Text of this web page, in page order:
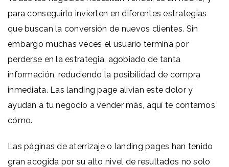
para conseguirlo invierten en diferentes estrategias
que buscan la conversión de nuevos clientes. Sin
embargo muchas veces el usuario termina por
perderse en la estrategia, agobiado de tanta
información, reduciendo la posibilidad de compra
inmediata. Las landing page alivian este dolor y
ayudan a tu negocio a vender más, aquí te contamos
cómo.
Las páginas de aterrizaje o landing pages han tenido
gran acogida por su alto nivel de resultados no solo